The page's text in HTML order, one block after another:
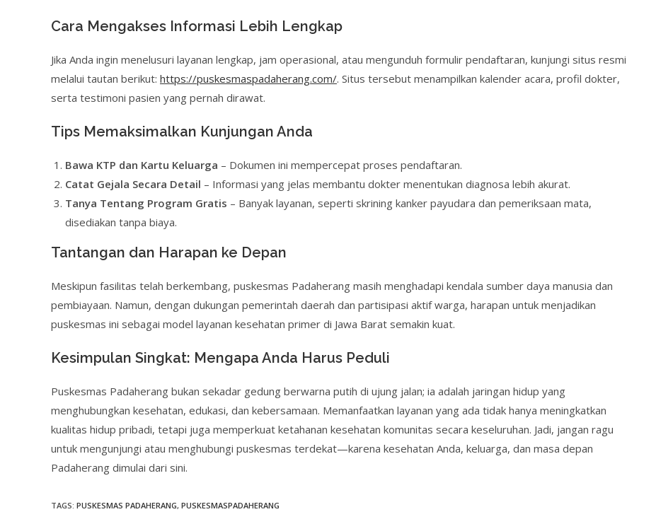
Cara Mengakses Informasi Lebih Lengkap
Jika Anda ingin menelusuri layanan lengkap, jam operasional, atau mengunduh formulir pendaftaran, kunjungi situs resmi
melalui tautan berikut: https://puskesmaspadaherang.com/. Situs tersebut menampilkan kalender acara, profil dokter,
serta testimoni pasien yang pernah dirawat.
Tips Memaksimalkan Kunjungan Anda
Bawa KTP dan Kartu Keluarga – Dokumen ini mempercepat proses pendaftaran.
Catat Gejala Secara Detail – Informasi yang jelas membantu dokter menentukan diagnosa lebih akurat.
Tanya Tentang Program Gratis – Banyak layanan, seperti skrining kanker payudara dan pemeriksaan mata,
disediakan tanpa biaya.
Tantangan dan Harapan ke Depan
Meskipun fasilitas telah berkembang, puskesmas Padaherang masih menghadapi kendala sumber daya manusia dan
pembiayaan. Namun, dengan dukungan pemerintah daerah dan partisipasi aktif warga, harapan untuk menjadikan
puskesmas ini sebagai model layanan kesehatan primer di Jawa Barat semakin kuat.
Kesimpulan Singkat: Mengapa Anda Harus Peduli
Puskesmas Padaherang bukan sekadar gedung berwarna putih di ujung jalan; ia adalah jaringan hidup yang
menghubungkan kesehatan, edukasi, dan kebersamaan. Memanfaatkan layanan yang ada tidak hanya meningkatkan
kualitas hidup pribadi, tetapi juga memperkuat ketahanan kesehatan komunitas secara keseluruhan. Jadi, jangan ragu
untuk mengunjungi atau menghubungi puskesmas terdekat—karena kesehatan Anda, keluarga, dan masa depan
Padaherang dimulai dari sini.
TAGS: PUSKESMAS PADAHERANG, PUSKESMASPADAHERANG